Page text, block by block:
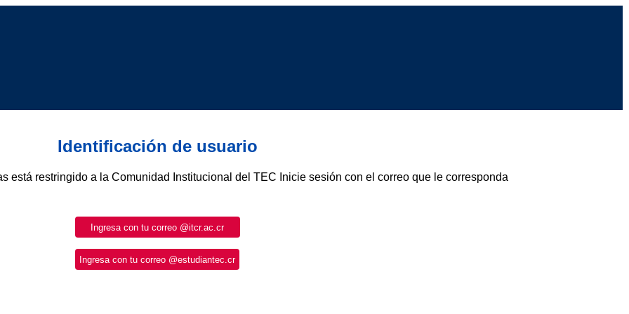
Identificación de usuario
está restringido a la Comunidad Institucional del TEC Inicie sesión con el correo que le corresponda